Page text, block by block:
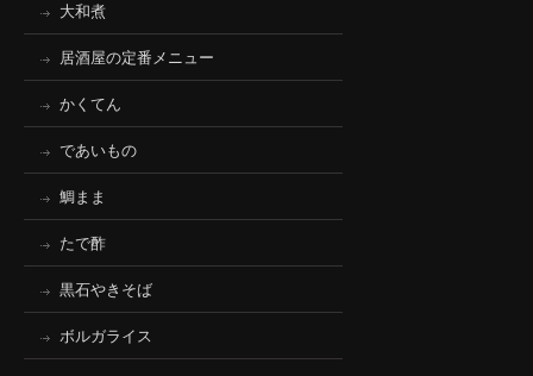
大和煮
居酒屋の定番メニュー
かくてん
であいもの
鯛まま
たで酢
黒石やきそば
ボルガライス